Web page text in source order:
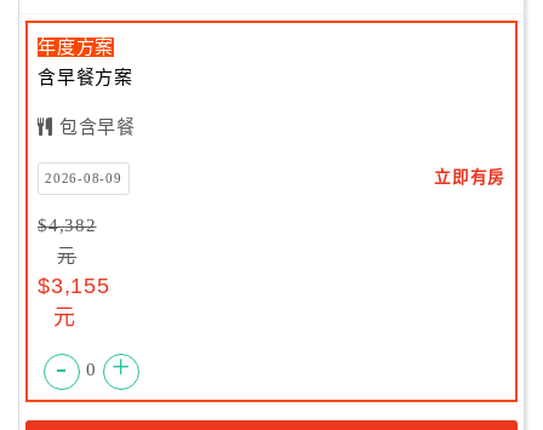
年度方案
含早餐方案
包含早餐
2026-08-09 立即有房
$4,382
元
$3,155
元
- 0 +